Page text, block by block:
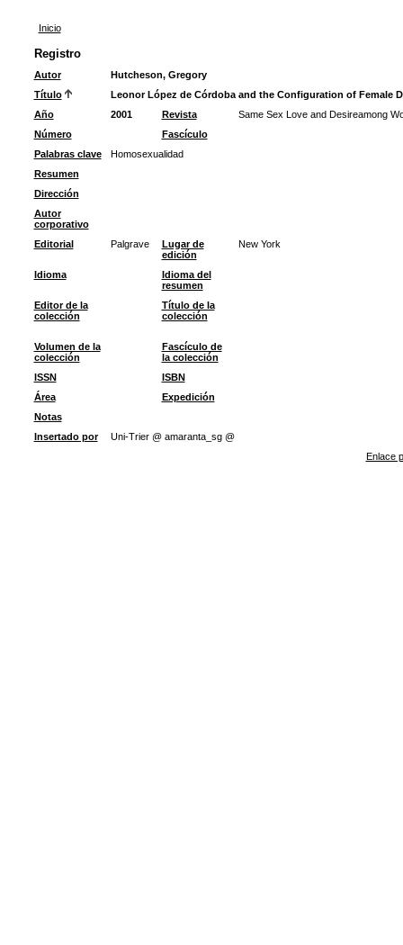
Inicio
Registro
Autor
Hutcheson, Gregory
Título
Leonor López de Córdoba and the Configuration of Female
Año
2001 Revista
Same Sex Love and Desireamong
Número
Fascículo
Palabras clave
Homosexualidad
Resumen
Dirección
Autor
corporativo
Editorial
Palgrave
Lugar de
edición
New York
Idioma
Idioma del
resumen
Editor de la
colección
Título de la
colección
Volumen de la
colección
Fascículo de
la colección
ISSN
ISBN
Área
Expedición
Notas
Insertado por
Uni-Trier @ amaranta_sg @
Enlace